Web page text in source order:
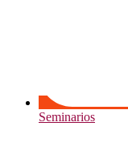
Seminarios